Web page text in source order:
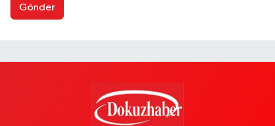
Gönder